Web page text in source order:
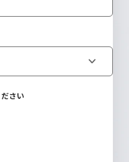
さい